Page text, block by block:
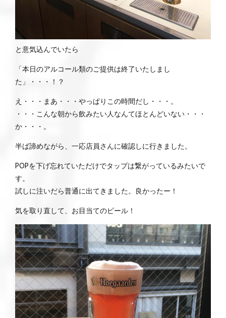
と意気込んでいたら
「本日のアルコール類のご提供は終了いたしまし
た」・・・！？
え・・・まあ・・・やっぱりこの時間だし・・・。
・・・こんな朝から飲みたい人なんてほとんどいない・・・
か・・・。
半ば諦めながら、一応店員さんに確認しに行きました。
POPを下げ忘れていただけでタップは繋がっているみたいで
す。
試しに注いだら普通に出てきました。良かったー！
気を取り直して、お目当てのビール！